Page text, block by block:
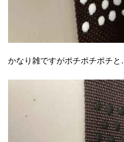
かなり雑ですがポチポチポチ